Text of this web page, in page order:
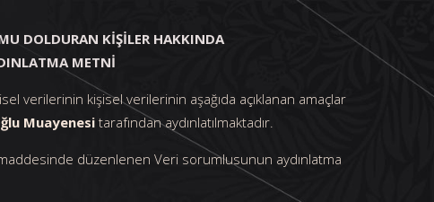
DOLDURAN KİŞİLER HAKKINDA
METNİ
verilerinin kişisel verilerinin aşağıda açıklanan amaçlar
Muayenesi tarafından aydınlatılmaktadır.
düzenlenen Veri sorumlusunun aydınlatma